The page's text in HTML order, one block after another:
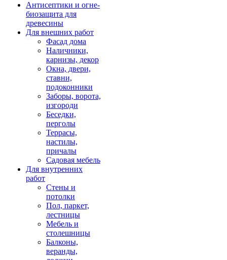
Антисептики и огне-
биозащита для
древесины
Для внешних работ
Фасад дома
Наличники,
карнизы, декор
Окна, двери,
ставни,
подоконники
Заборы, ворота,
изгороди
Беседки,
перголы
Террасы,
настилы,
причалы
Садовая мебель
Для внутренних
работ
Стены и
потолки
Пол, паркет,
лестницы
Мебель и
столешницы
Балконы,
веранды,